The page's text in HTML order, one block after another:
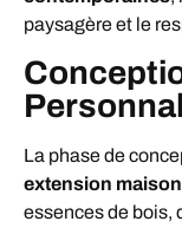
paysagère et le
La phase de
extension
essences de bois,